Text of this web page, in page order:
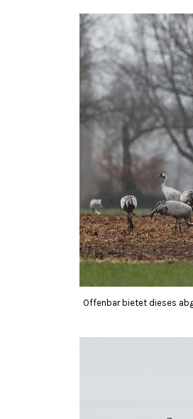
Offenbar bietet dieses